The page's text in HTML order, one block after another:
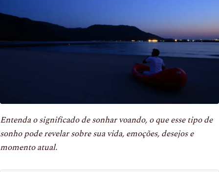
Entenda o significado de sonhar voando, o que esse tipo de
sonho pode revelar sobre sua vida, emoções, desejos e
momento atual.